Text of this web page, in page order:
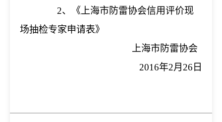
2、《上海市防雷协会信用评价现
场抽检专家申请表》
上海市防雷协会
2016年2月26日